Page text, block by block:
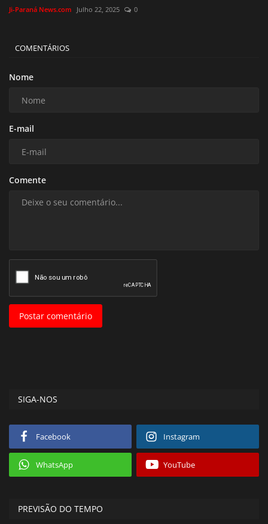
Ji-Paraná News.com Julho 22, 2025 0
COMENTÁRIOS
Nome
E-mail
Comente
Postar comentário
SIGA-NOS
Facebook Instagram
WhatsApp YouTube
PREVISÃO DO TEMPO